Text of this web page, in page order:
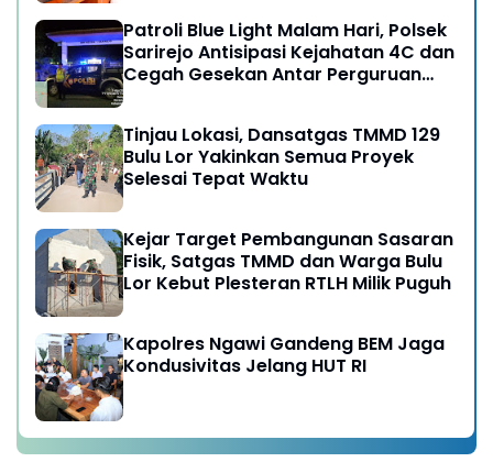
Patroli Blue Light Malam Hari, Polsek
Sarirejo Antisipasi Kejahatan 4C dan
Cegah Gesekan Antar Perguruan
Tinjau Lokasi, Dansatgas TMMD 129
Bulu Lor Yakinkan Semua Proyek
Selesai Tepat Waktu
Kejar Target Pembangunan Sasaran
Fisik, Satgas TMMD dan Warga Bulu
Lor Kebut Plesteran RTLH Milik Puguh
Kapolres Ngawi Gandeng BEM Jaga
Kondusivitas Jelang HUT RI